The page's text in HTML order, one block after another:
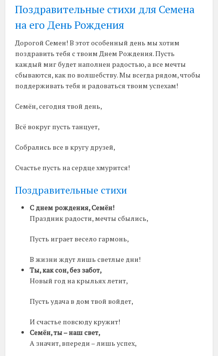
Поздравительные стихи для Семена
на его День Рождения
Дорогой Семен! В этот особенный день мы хотим
поздравить тебя с твоим Днем Рождения. Пусть
каждый миг будет наполнен радостью, а все мечты
сбываются, как по волшебству. Мы всегда рядом, чтобы
поддерживать тебя и радоваться твоим успехам!
Семён, сегодня твой день,
Всё вокруг пусть танцует,
Собрались все в кругу друзей,
Счастье пусть на сердце хмурится!
Поздравительные стихи
С днем рождения, Семён!
Праздник радости, мечты сбылись,
Пусть играет весело гармонь,
В жизни ждут лишь светлые дни!
Ты, как сон, без забот,
Новый год на крыльях летит,
Пусть удача в дом твой войдет,
И счастье повсюду кружит!
Семён, ты – наш свет,
А значит, впереди – лишь успех,